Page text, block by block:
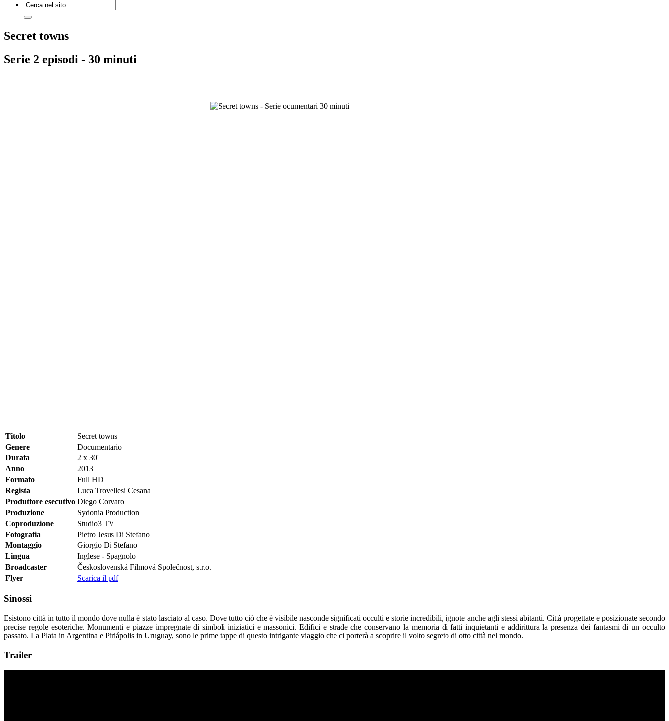
Secret towns
Serie 2 episodi - 30 minuti
Titolo
Secret towns
Genere
Documentario
Durata
2 x 30'
Anno
2013
Formato
Full HD
Regista
Luca Trovellesi Cesana
Produttore esecutivo Diego Corvaro
Produzione
Sydonia Production
Coproduzione
Studio3 TV
Fotografia
Pietro Jesus Di Stefano
Montaggio
Giorgio Di Stefano
Lingua
Inglese - Spagnolo
Broadcaster
Československá Filmová Společnost, s.r.o.
Flyer
Scarica il pdf
Sinossi
Esistono città in tutto il mondo dove nulla è stato lasciato al caso. Dove tutto ciò che è visibile nasconde significati occulti e storie incredibili, ignote anche agli stessi abitanti. Città progettate e posizionate secondo
precise regole esoteriche. Monumenti e piazze impregnate di simboli iniziatici e massonici. Edifici e strade che conservano la memoria di fatti inquietanti e addirittura la presenza dei fantasmi di un occulto
passato. La Plata in Argentina e Piriápolis in Uruguay, sono le prime tappe di questo intrigante viaggio che ci porterà a scoprire il volto segreto di otto città nel mondo.
Trailer